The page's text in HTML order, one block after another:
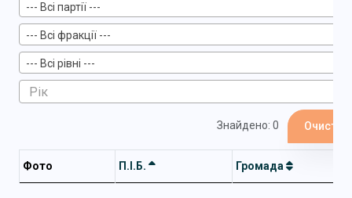
--- Всі партії ---
--- Всі фракції ---
--- Всі рівні ---
Знайдено: 0
Фото П.І.Б. Громада